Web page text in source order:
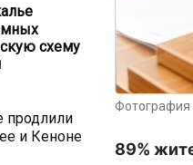
схему
продлили
и Кеноне
Фотография
89%